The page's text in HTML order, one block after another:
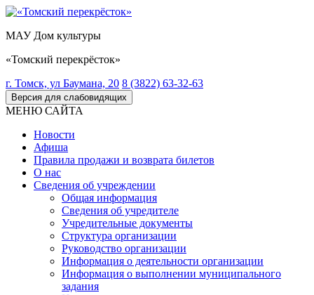
МАУ Дом культуры
«Томский перекрёсток»
г. Томск, ул Баумана, 20 8 (3822) 63-32-63
Версия для слабовидящих
МЕНЮ САЙТА
Новости
Афиша
Правила продажи и возврата билетов
О нас
Сведения об учреждении
Общая информация
Сведения об учредителе
Учредительные документы
Структура организации
Руководство организации
Информация о деятельности организации
Информация о выполнении муниципального
задания